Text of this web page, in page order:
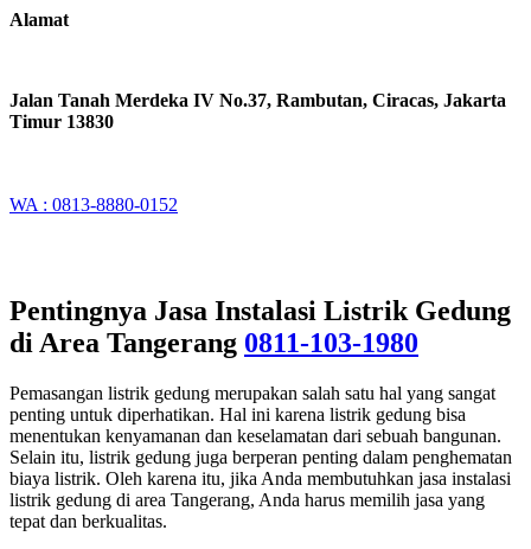
Alamat
Jalan Tanah Merdeka IV No.37, Rambutan, Ciracas, Jakarta
Timur 13830
WA : 0813-8880-0152
Pentingnya Jasa Instalasi Listrik Gedung
di Area Tangerang 0811-103-1980
Pemasangan listrik gedung merupakan salah satu hal yang sangat
penting untuk diperhatikan. Hal ini karena listrik gedung bisa
menentukan kenyamanan dan keselamatan dari sebuah bangunan.
Selain itu, listrik gedung juga berperan penting dalam penghematan
biaya listrik. Oleh karena itu, jika Anda membutuhkan jasa instalasi
listrik gedung di area Tangerang, Anda harus memilih jasa yang
tepat dan berkualitas.